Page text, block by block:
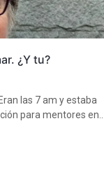
¿Y tu?
las 7 am y estaba
para mentores en..